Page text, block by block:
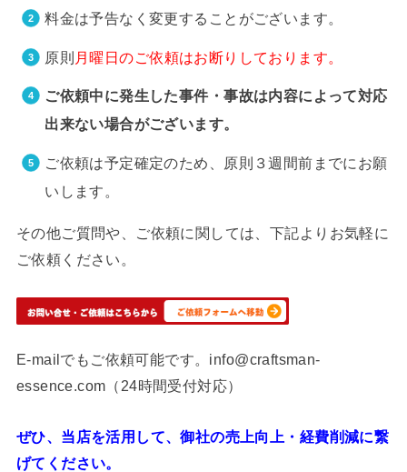
料金は予告なく変更することがございます。
原則 月曜日のご依頼はお断りしております。
ご依頼中に発生した事件・事故は内容によって対応
出来ない場合がございます。
ご依頼は予定確定のため、原則３週間前までにお願
いします。
その他ご質問や、ご依頼に関しては、下記よりお気軽に
ご依頼ください。
E-mailでもご依頼可能です。info@craftsman-
essence.com（24時間受付対応）
ぜひ、当店を活用して、御社の売上向上・経費削減に繋
げてください。